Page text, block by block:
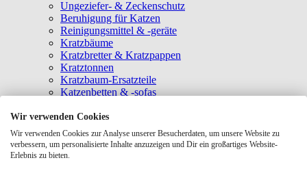
Ungeziefer- & Zeckenschutz
Beruhigung für Katzen
Reinigungsmittel & -geräte
Kratzbäume
Kratzbretter & Kratzpappen
Kratztonnen
Kratzbaum-Ersatzteile
Katzenbetten & -sofas
Katzenhäuser
Hängematten & Fensterliegeplätze
Katzendecken & -matten
Baldrian- & Catnipspielzeug
Wir verwenden Cookies
Wir verwenden Cookies zur Analyse unserer Besucherdaten, um unsere Website zu
verbessern, um personalisierte Inhalte anzuzeigen und Dir ein großartiges Website-
Erlebnis zu bieten.